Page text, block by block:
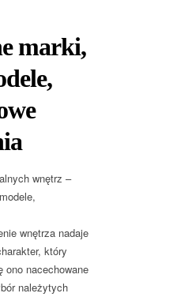
marki,
wnętrz –
wnętrza nadaje
który
ono nacechowane
należytych